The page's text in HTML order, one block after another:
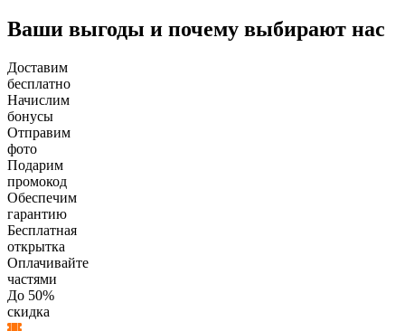
Ваши выгоды и почему выбирают нас
Доставим
бесплатно
Начислим
бонусы
Отправим
фото
Подарим
промокод
Обеспечим
гарантию
Бесплатная
открытка
Оплачивайте
частями
До 50%
скидка